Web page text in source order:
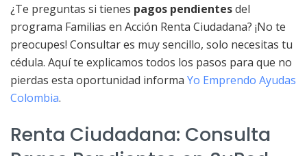
¿Te preguntas si tienes pagos pendientesdel
programa Familias en Acción Renta Ciudadana? ¡No te
preocupes! Consultar es muy sencillo, solo necesitas tu
cédula. Aquí te explicamos todos los pasos para que no
pierdas esta oportunidad informa Yo Emprendo Ayudas
Colombia.
Renta Ciudadana: Consulta